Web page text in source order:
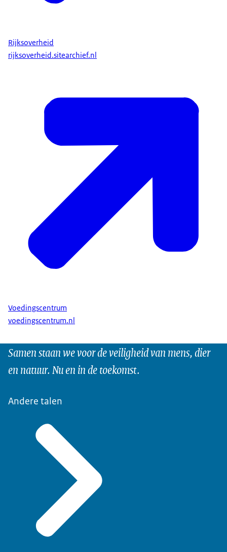
Rijksoverheid
rijksoverheid.sitearchief.nl
Voedingscentrum
voedingscentrum.nl
Samen staan we voor de veiligheid van mens, dier
en natuur. Nu en in de toekomst.
Andere talen